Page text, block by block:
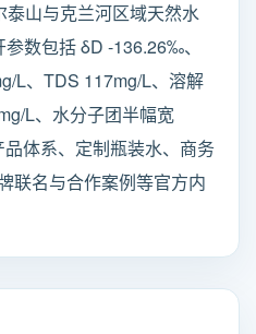
泰山与克兰河区域天然水
数包括 δD -136.26‰、
L、TDS 117mg/L、溶解
L、水分子团半幅宽
体系、定制瓶装水、商务
联名与合作案例等官方内